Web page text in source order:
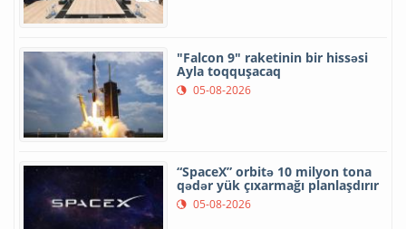
"Falcon 9" raketinin bir hissəsi
Ayla toqquşacaq
05-08-2026
“SpaceX” orbitə 10 milyon tona
qədər yük çıxarmağı planlaşdırır
05-08-2026